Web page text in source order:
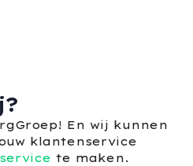
En wij kunnen
klantenservice
te maken.